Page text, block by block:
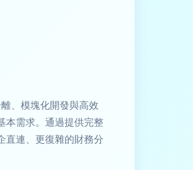
、模塊化開發與高效
本需求。通過提供完整
直連、更復雜的財務分